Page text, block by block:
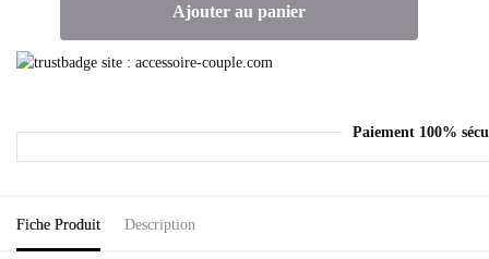
Ajouter au panier
Paiement 100%
Fiche Produit Description